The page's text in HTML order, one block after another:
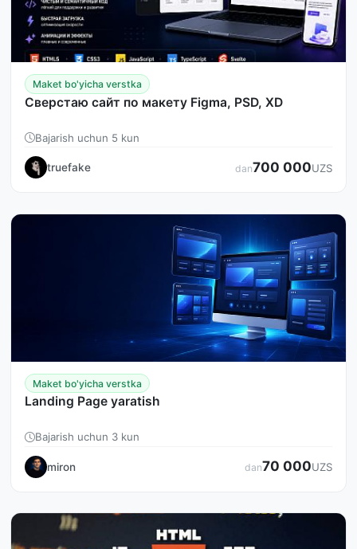
Maket bo'yicha verstka
Сверстаю сайт по макету Figma, PSD, XD
Bajarish uchun 5 kun
truefake dan700 000UZS
Maket bo'yicha verstka
Landing Page yaratish
Bajarish uchun 3 kun
miron dan70 000UZS